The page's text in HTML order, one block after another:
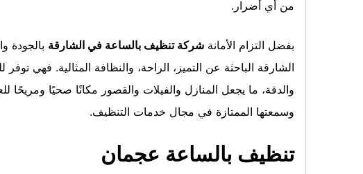
من أي أضرار.
بفضل التزام الأمانة شركة تنظيف بالساعة في الشارقة بالجودة
الشارقة الباحثة عن التميز، الراحة، والنظافة المثالية. فهي
والدقة، ما يجعل المنازل والفيلات والقصور مكانًا صحيًا
وسمعتها الممتازة في مجال خدمات التنظيف.
تنظيف بالساعة عجمان